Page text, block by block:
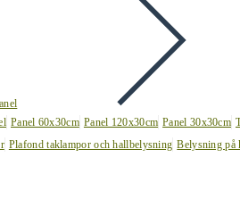
Panel 60x30cm Panel 120x30cm Panel 30x30cm
Plafond taklampor och hallbelysning Belysning på